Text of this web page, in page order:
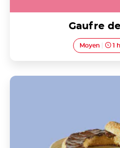
Gaufre
Moyen 1